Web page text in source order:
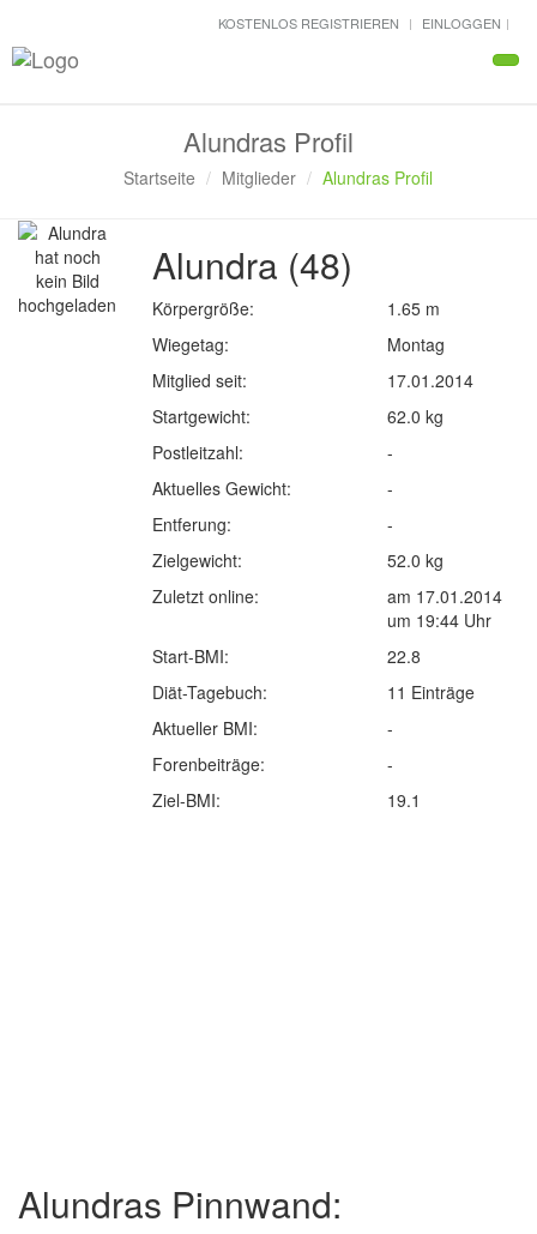
KOSTENLOS REGISTRIEREN EINLOGGEN
Alundras Profil
Startseite Mitglieder Alundras Profil
Alundra (48)
Körpergröße:
1.65 m
Wiegetag:
Montag
Mitglied seit:
17.01.2014
Startgewicht:
62.0 kg
Postleitzahl:
-
Aktuelles Gewicht:
-
Entferung:
-
Zielgewicht:
52.0 kg
Zuletzt online:
am 17.01.2014
um 19:44 Uhr
Start-BMI:
22.8
Diät-Tagebuch:
11 Einträge
Aktueller BMI:
-
Forenbeiträge:
-
Ziel-BMI:
19.1
Alundras Pinnwand: